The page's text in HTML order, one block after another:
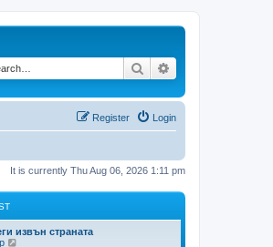
Search
Login
Register
It is currently Thu Aug 06, 2026 1:11 pm
извън страната